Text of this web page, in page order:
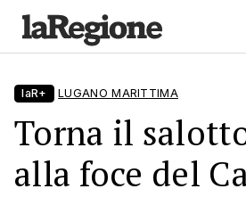
laR+ LUGANO MARITTIMA
Torna il
alla foce del